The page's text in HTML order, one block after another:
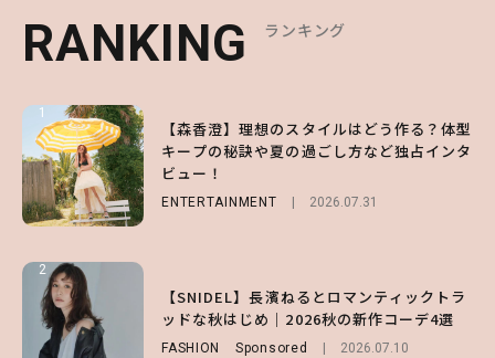
RANKING ランキング
1
【森香澄】理想のスタイルはどう作る？体型
キープの秘訣や夏の過ごし方など独占インタ
ビュー！
ENTERTAINMENT 2026.07.31
2
【SNIDEL】長濱ねるとロマンティックトラ
ッドな秋はじめ｜2026秋の新作コーデ4選
FASHION Sponsored 2026.07.10
RANKING ランキング
1
【ハローキティ】がスシローと初コラボ♡
第1弾の気になるメニュー＆限定グッズを総
チェック！
LIFESTYLE 2026.07.31
2
【大原優乃】夏メイクはプレイフルに！ドキ
ッとしちゃう色っぽ“うるみ目”のつくり方
BEAUTY 2026.08.01
RANKING ランキング
1
【SNIDEL】長濱ねるとロマンティックトラ
ッドな秋はじめ｜2026秋の新作コーデ4選
2
【付録】総柄ハローキティが可愛すぎ♡ 紀
ノ国屋コラボの“優秀保冷バッグ”は夏の強
い味方！【オトナミューズ9月号増刊】